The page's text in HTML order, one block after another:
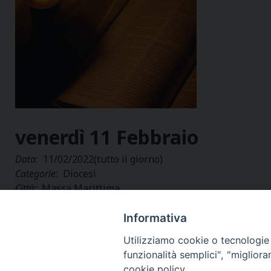
venerdì 11 Febbraio
Data: 11/02/2022(tutto il giorno)
Categorie: Diocesi
Città: Massa Marittima
Informativa
Utilizziamo cookie o
funzionalità semplici",